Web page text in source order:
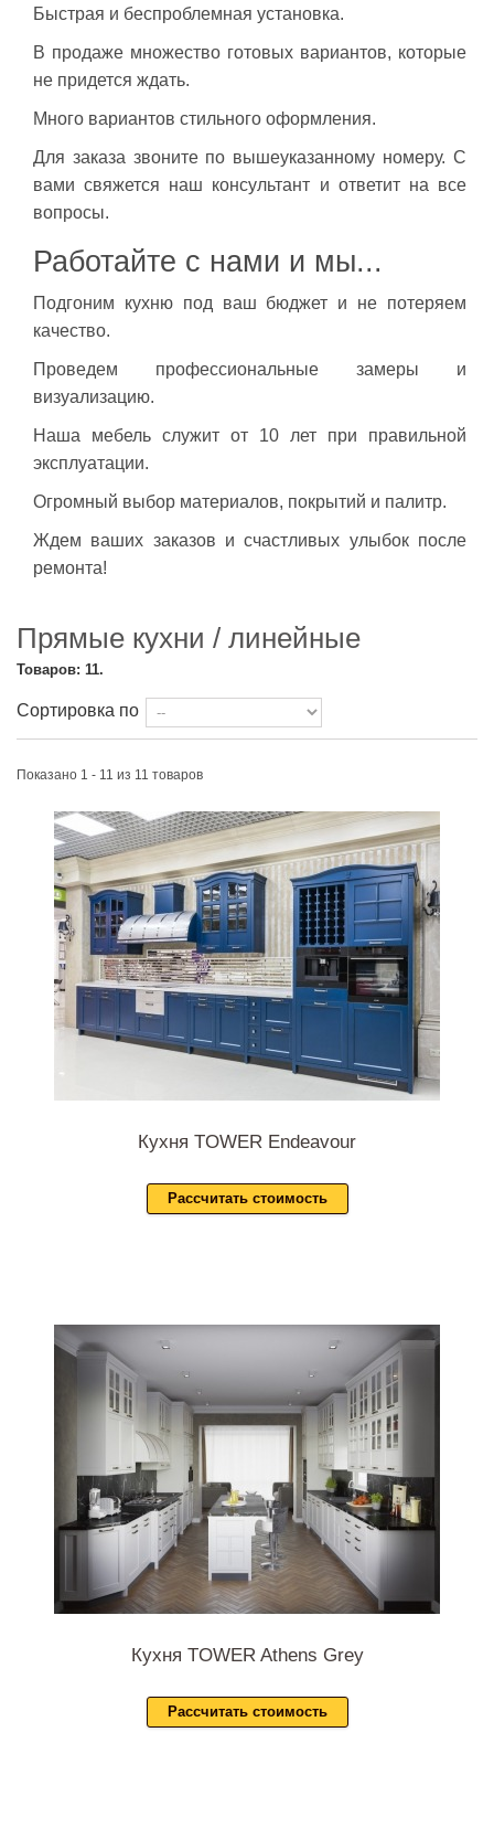
Быстрая и беспроблемная установка.
В продаже множество готовых вариантов, которые
не придется ждать.
Много вариантов стильного оформления.
Для заказа звоните по вышеуказанному номеру. С
вами свяжется наш консультант и ответит на все
вопросы.
Работайте с нами и мы...
Подгоним кухню под ваш бюджет и не потеряем
качество.
Проведем профессиональные замеры и
визуализацию.
Наша мебель служит от 10 лет при правильной
эксплуатации.
Огромный выбор материалов, покрытий и палитр.
Ждем ваших заказов и счастливых улыбок после
ремонта!
Прямые кухни / линейные
Товаров: 11.
Сортировка по
Показано 1 - 11 из 11 товаров
Кухня TOWER Endeavour
Рассчитать стоимость
Кухня TOWER Athens Grey
Рассчитать стоимость